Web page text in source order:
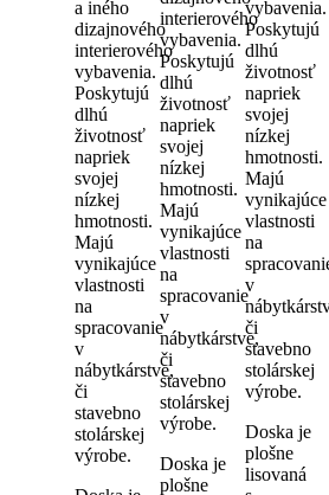
a iného
dizajnového
interierového
vybavenia.
Poskytujú
dlhú
životnosť
napriek
svojej
nízkej
hmotnosti.
Majú
vynikajúce
vlastnosti
na
spracovanie
v
nábytkárstve,
či
stavebno
stolárskej
výrobe.
interierového
vybavenia.
Poskytujú
dlhú
životnosť
napriek
svojej
nízkej
hmotnosti.
Majú
vynikajúce
vlastnosti
na
spracovanie
v
nábytkárstve,
či
stavebno
stolárskej
výrobe.
Doska je
plošne
vybavenia.
Poskytujú
dlhú
životnosť
napriek
svojej
nízkej
hmotnosti.
Majú
vynikajúce
vlastnosti
na
v
či
stavebno
stolárskej
výrobe.
Doska je
plošne
lisovaná